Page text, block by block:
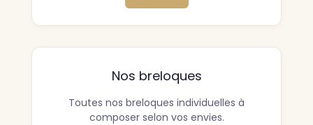
Nos breloques
Toutes nos breloques individuelles à
composer selon vos envies.